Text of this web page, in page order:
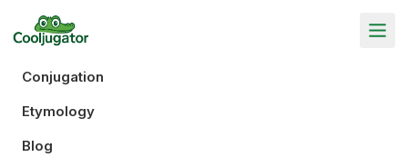
Conjugation
Etymology
Blog